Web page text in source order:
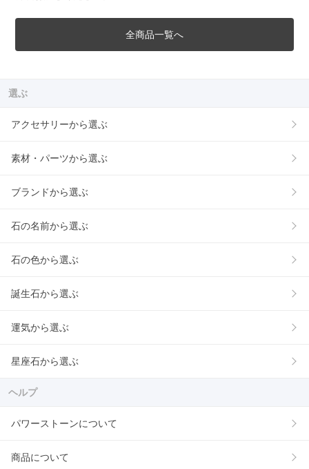
全商品一覧へ
選ぶ
アクセサリーから選ぶ
素材・パーツから選ぶ
ブランドから選ぶ
石の名前から選ぶ
石の色から選ぶ
誕生石から選ぶ
運気から選ぶ
星座石から選ぶ
ヘルプ
パワーストーンについて
商品について